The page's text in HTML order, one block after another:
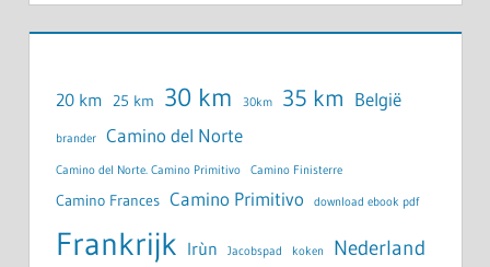
20 km 25 km 30 km 30km 35 km België
brander Camino del Norte
Camino del Norte. Camino Primitivo Camino Finisterre
Camino Frances Camino Primitivo download ebook pdf
Frankrijk Irùn Jacobspad koken Nederland